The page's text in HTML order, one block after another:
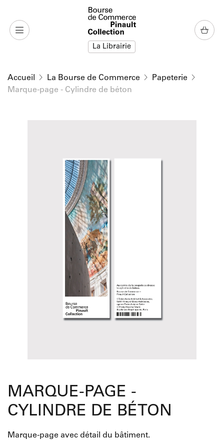
La Librairie
Accueil La Bourse de Commerce
Papeterie
Marque-page - Cylindre de béton
MARQUE-PAGE -
CYLINDRE DE BÉTON
Marque-page avec détail du bâtiment.